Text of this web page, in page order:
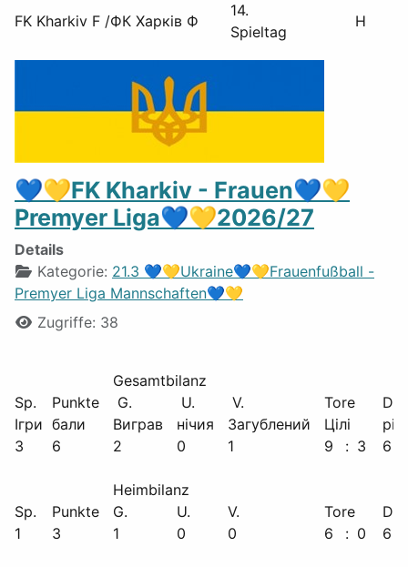
FK Kharkiv F /ФК Харків Ф
14.
Spieltag
H
💙💛FK Kharkiv - Frauen💙💛
Premyer Liga💙💛2026/27
Details
Kategorie: 21.3 💙💛Ukraine💙💛Frauenfußball -
Premyer Liga Mannschaften💙💛
Zugriffe: 38
Gesamtbilanz
Sp.
Punkte G. U. V. Tore
Ігри бали Виграв нічия Загублений Цілі
3
6 2 0 1 9 : 3 6
Heimbilanz
Sp.
Punkte G. U. V. Tore
1
3 1 0 0 6 : 0 6